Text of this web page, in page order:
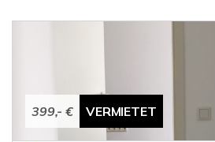
399,- € VERMIETET